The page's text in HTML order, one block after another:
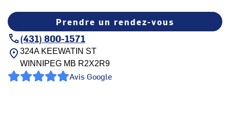
Prendre un rendez-vous
(431) 800-1571
324A KEEWATIN ST
WINNIPEG MB R2X2R9
Avis Google